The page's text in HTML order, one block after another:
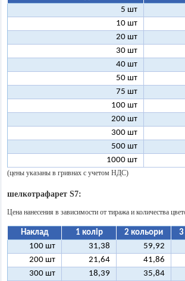
5 шт
10 шт
20 шт
30 шт
40 шт
50 шт
75 шт
100 шт
200 шт
300 шт
500 шт
1000 шт
(цены указаны в гривнах с учетом НДС)
шелкотрафарет S7:
Цена нанесения в зависимости от тиража и количества
Наклад 1 колір 2 кольори 3
100 шт
31,38 59,92
200 шт
21,64 41,86
300 шт
18,39 35,84